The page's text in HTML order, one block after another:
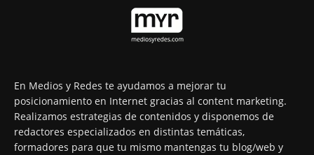
En Medios y Redes te ayudamos a mejorar tu
posicionamiento en Internet gracias al content marketing.
Realizamos estrategias de contenidos y disponemos de
redactores especializados en distintas temáticas,
formadores para que tu mismo mantengas tu blog/web y